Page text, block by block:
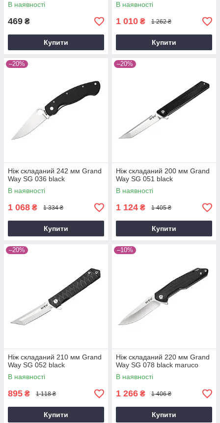
В наявності
469 ₴
Купити
В наявності
1 010 ₴ 1 262 ₴
Купити
–20%
Ніж складаний 242 мм Grand
Way SG 036 black
В наявності
1 068 ₴ 1 334 ₴
Купити
–20%
Ніж складаний 200 мм Grand
Way SG 051 black
В наявності
1 124 ₴ 1 405 ₴
Купити
–20%
Ніж складаний 210 мм Grand
Way SG 052 black
В наявності
895 ₴ 1 118 ₴
Купити
–10%
Ніж складаний 220 мм Grand
Way SG 078 black maruco
В наявності
1 266 ₴ 1 406 ₴
Купити